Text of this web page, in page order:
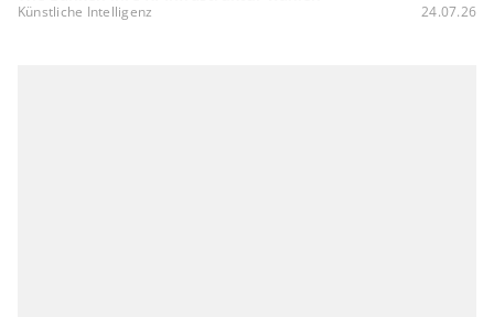
Künstliche Intelligenz 24.07.26